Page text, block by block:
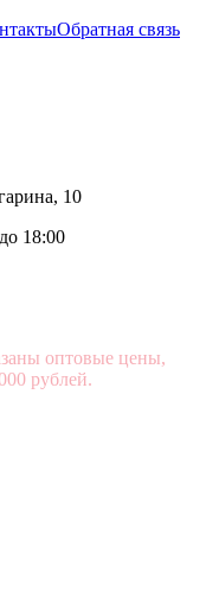
Обратная связь
10
18:00
оптовые цены,
рублей.